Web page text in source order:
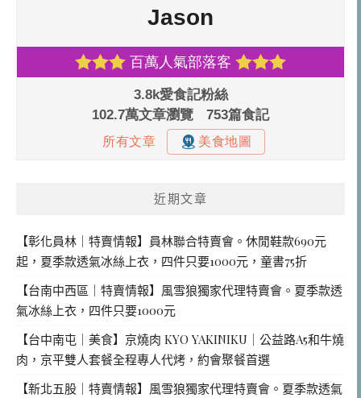
近期文章
【彰化員林｜特賣情報】員林聯合特賣會。休閒鞋款690元
起，夏季款透氣冰絲上衣，四件只要1000元，童書75折
【台南中西區｜特賣情報】風雪狼獨家代理特賣會。夏季款透
氣冰絲上衣，四件只要1000元
【台中南屯｜美食】京燒肉 KYO YAKINIKU｜公益路A5和牛燒
肉，京平雙人套餐全程專人代烤，約會聚餐首選
【新北五股｜特賣情報】風雪狼獨家代理特賣會。夏季款透氣